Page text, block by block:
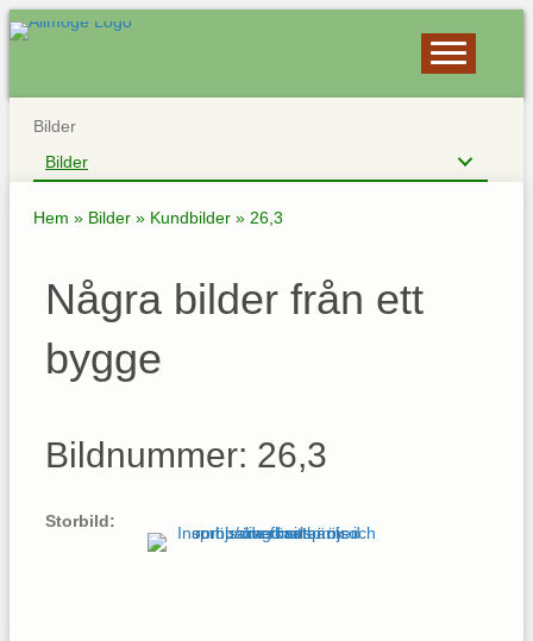
Bilder
Bilder
Hem » Bilder » Kundbilder » 26,3
Några bilder från ett
bygge
Bildnummer: 26,3
Storbild: